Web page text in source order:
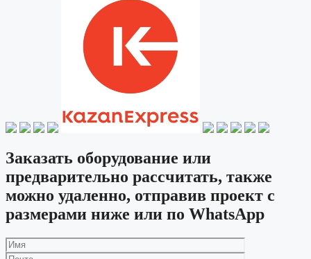
Заказать оборудование или
предварительно рассчитать, также
можно удаленно, отправив проект с
размерами ниже или по WhatsApp